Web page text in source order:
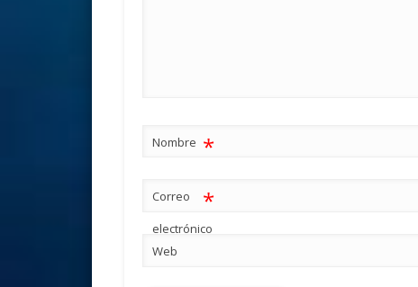
Nombre *
Correo
electrónico
*
Web